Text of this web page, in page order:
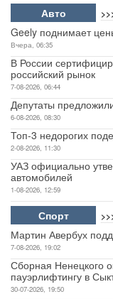
Авто
Geely поднимает
Вчера, 06:35
В России
российский рынок
7-08-2026, 06:44
Депутаты
6-08-2026, 08:30
Топ-3 недорогих
2-08-2026, 11:30
УАЗ официально
автомобилей
1-08-2026, 12:59
Спорт
Мартин Авербух
7-08-2026, 19:02
Сборная Ненецкого
пауэрлифтингу в
30-07-2026, 19:50